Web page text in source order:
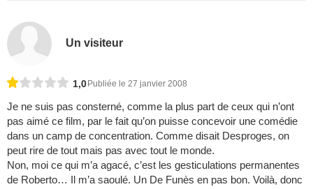
Un visiteur
1,0 Publiée le 27 janvier 2008
Je ne suis pas consterné, comme la plus part de ceux qui n’ont
pas aimé ce film, par le fait qu’on puisse concevoir une comédie
dans un camp de concentration. Comme disait Desproges, on
peut rire de tout mais pas avec tout le monde.
Non, moi ce qui m’a agacé, c’est les gesticulations permanentes
de Roberto… Il m’a saoulé. Un De Funès en pas bon. Voilà, donc